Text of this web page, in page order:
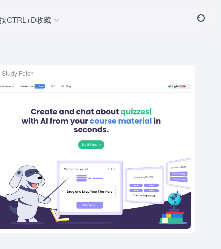
CTRL+D收藏
Study Fetch